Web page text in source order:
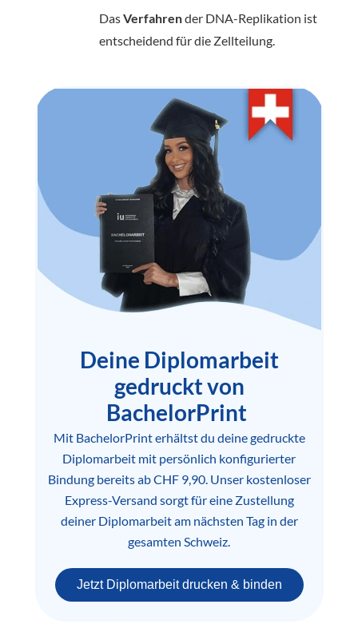
DasVerfahrender DNA-Replikation ist
entscheidend für die Zellteilung.
Deine Diplomarbeit
gedruckt von
BachelorPrint
Mit BachelorPrint erhältst du deine gedruckte
Diplomarbeit mit persönlich konfigurierter
Bindung bereits ab CHF 9,90. Unser kostenloser
Express-Versand sorgt für eine Zustellung
deiner Diplomarbeit am nächsten Tag in der
gesamten Schweiz.
Jetzt Diplomarbeit drucken & binden